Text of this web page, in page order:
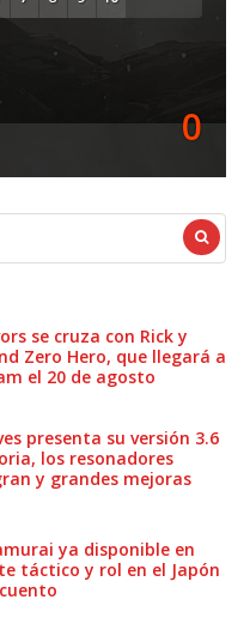
0
se cruza con Rick y
Zero Hero, que llegará a
el 20 de agosto
presenta su versión 3.6
los resonadores
y grandes mejoras
ya disponible en
táctico y rol en el Japón